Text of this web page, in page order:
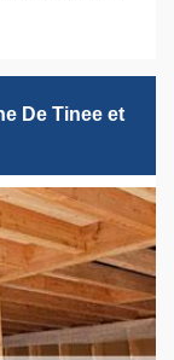
De Tinee et